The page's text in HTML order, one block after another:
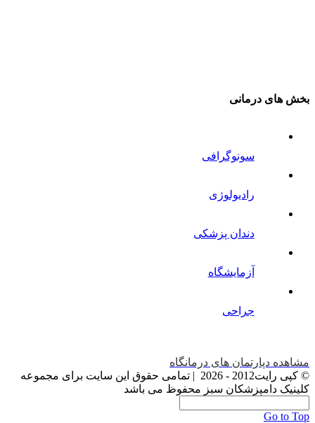
بخش های درمانی
سونوگرافی
رادیولوژی
دندان پزشکی
آزمایشگاه
جراحی
مشاهده دپارتمان های درمانگاه
© کپی رایت2012 -
2026 | تمامی حقوق این سایت برای مجموعه
کلینیک دامپزشکان سبز محفوظ می باشد
Go to Top